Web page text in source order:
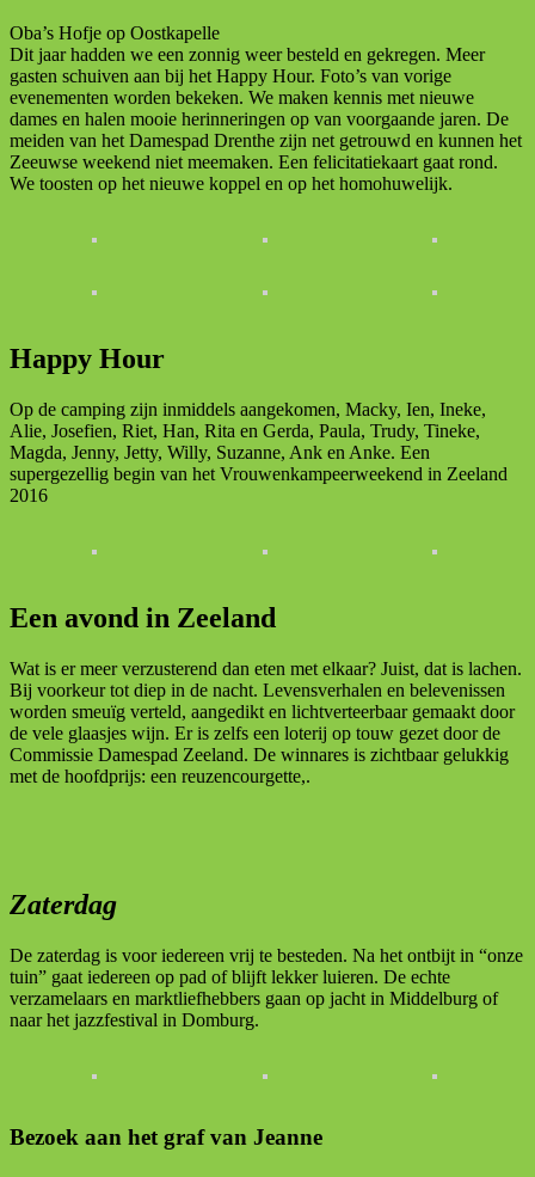
Oba’s Hofje op Oostkapelle
Dit jaar hadden we een zonnig weer besteld en gekregen. Meer
gasten schuiven aan bij het Happy Hour. Foto’s van vorige
evenementen worden bekeken. We maken kennis met nieuwe
dames en halen mooie herinneringen op van voorgaande jaren. De
meiden van het Damespad Drenthe zijn net getrouwd en kunnen het
Zeeuwse weekend niet meemaken. Een felicitatiekaart gaat rond.
We toosten op het nieuwe koppel en op het homohuwelijk.
Happy Hour
Op de camping zijn inmiddels aangekomen, Macky, Ien, Ineke,
Alie, Josefien, Riet, Han, Rita en Gerda, Paula, Trudy, Tineke,
Magda, Jenny, Jetty, Willy, Suzanne, Ank en Anke. Een
supergezellig begin van het Vrouwenkampeerweekend in Zeeland
2016
Een avond in Zeeland
Wat is er meer verzusterend dan eten met elkaar? Juist, dat is lachen.
Bij voorkeur tot diep in de nacht. Levensverhalen en belevenissen
worden smeuïg verteld, aangedikt en lichtverteerbaar gemaakt door
de vele glaasjes wijn. Er is zelfs een loterij op touw gezet door de
Commissie Damespad Zeeland. De winnares is zichtbaar gelukkig
met de hoofdprijs: een reuzencourgette,.
Zaterdag
De zaterdag is voor iedereen vrij te besteden. Na het ontbijt in “onze
tuin” gaat iedereen op pad of blijft lekker luieren. De echte
verzamelaars en marktliefhebbers gaan op jacht in Middelburg of
naar het jazzfestival in Domburg.
Bezoek aan het graf van Jeanne